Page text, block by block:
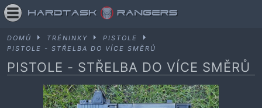
DOMŮ TRÉNINKY
PISTOLE
PISTOLE - STŘELBA DO VÍCE SMĚRŮ
PISTOLE - STŘELBA DO VÍCE SMĚRŮ